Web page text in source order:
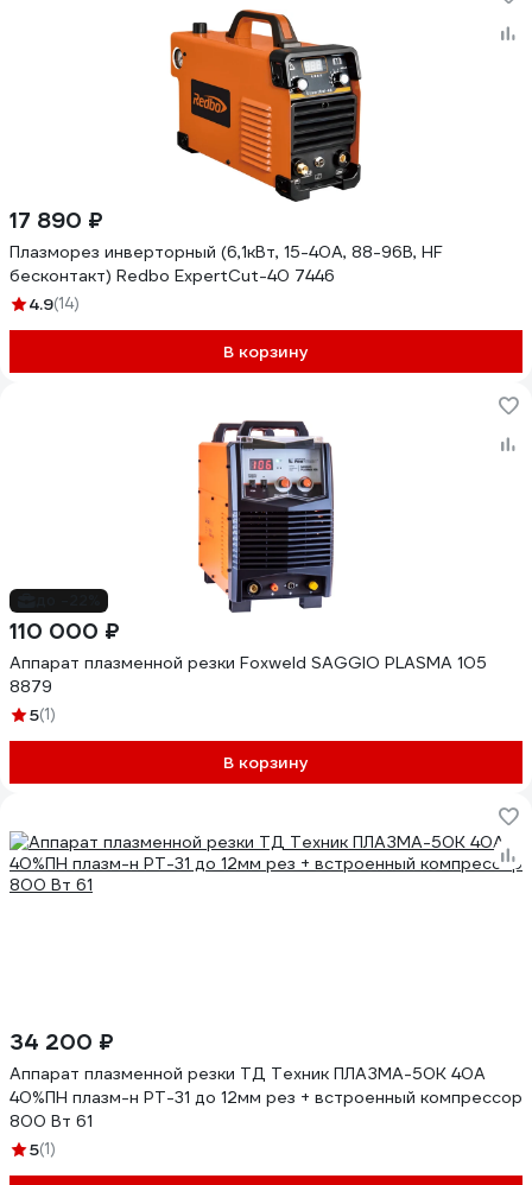
17 890 ₽
Плазморез инверторный (6,1кВт, 15-40А, 88-96В, HF
бесконтакт) Redbo ExpertCut-40 7446
4.9(14)
В корзину
110 000 ₽
Аппарат плазменной резки Foxweld SAGGIO PLASMA 105
8879
5(1)
В корзину
34 200 ₽
Аппарат плазменной резки ТД Техник ПЛАЗМА-50К 40А
40%ПН плазм-н PT-31 до 12мм рез + встроенный компрессор
800 Вт 61
5(1)